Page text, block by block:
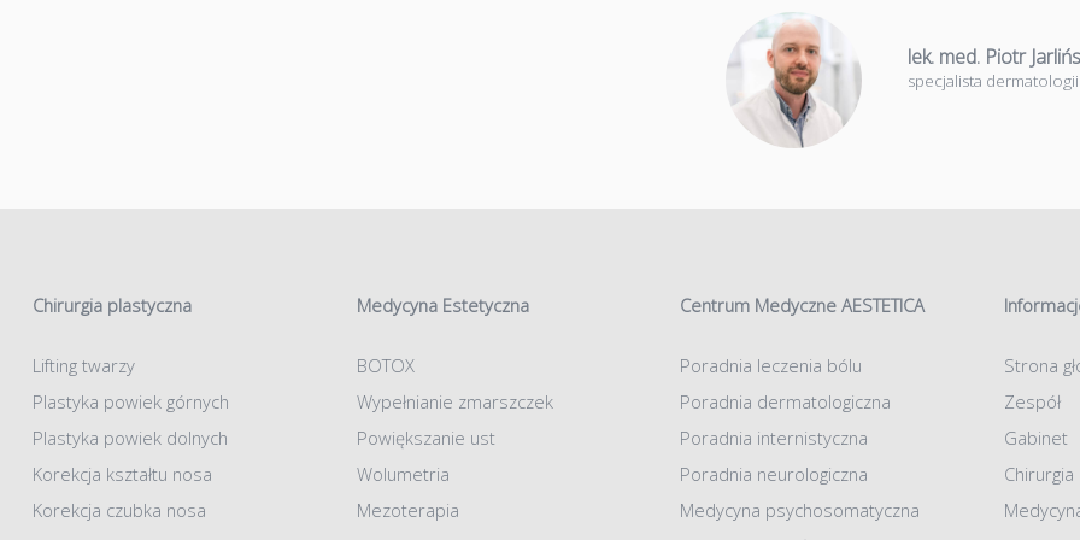
lek. med. Piotr
specjalista dermatologii
Chirurgia plastyczna
Lifting twarzy
Plastyka powiek górnych
Plastyka powiek dolnych
Korekcja kształtu nosa
Korekcja czubka nosa
Medycyna Estetyczna
BOTOX
Wypełnianie zmarszczek
Powiększanie ust
Wolumetria
Mezoterapia
Centrum Medyczne AESTETICA
Poradnia leczenia bólu
Poradnia dermatologiczna
Poradnia internistyczna
Poradnia neurologiczna
Medycyna psychosomatyczna
Strona
Zespół
Gabinet